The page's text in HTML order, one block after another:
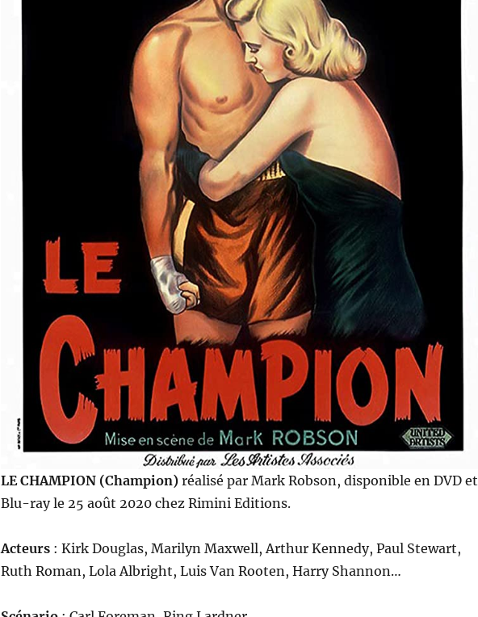
LE CHAMPION (Champion) réalisé par Mark Robson, disponible en DVD et
Blu-ray le 25 août 2020 chez Rimini Editions.
Acteurs: Kirk Douglas, Marilyn Maxwell, Arthur Kennedy, Paul Stewart,
Ruth Roman, Lola Albright, Luis Van Rooten, Harry Shannon…